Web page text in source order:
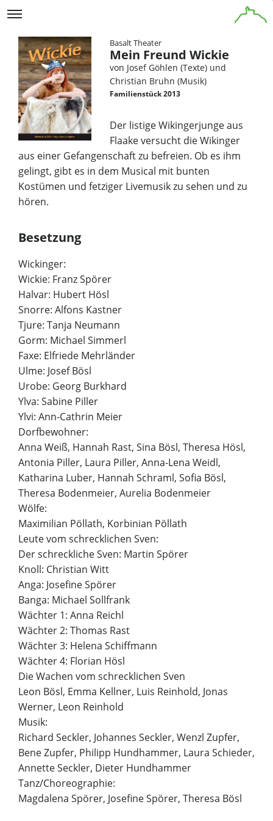
Basalt Theater
Mein Freund Wickie
von Josef Göhlen (Texte) und
Christian Bruhn (Musik)
Familienstück 2013
Der listige Wikingerjunge aus
Flaake versucht die Wikinger
aus einer Gefangenschaft zu befreien. Ob es ihm
gelingt, gibt es in dem Musical mit bunten
Kostümen und fetziger Livemusik zu sehen und zu
hören.
Besetzung
Wickinger:
Wickie: Franz Spörer
Halvar: Hubert Hösl
Snorre: Alfons Kastner
Tjure: Tanja Neumann
Gorm: Michael Simmerl
Faxe: Elfriede Mehrländer
Ulme: Josef Bösl
Urobe: Georg Burkhard
Ylva: Sabine Piller
Ylvi: Ann-Cathrin Meier
Dorfbewohner:
Anna Weiß, Hannah Rast, Sina Bösl, Theresa Hösl,
Antonia Piller, Laura Piller, Anna-Lena Weidl,
Katharina Luber, Hannah Schraml, Sofia Bösl,
Theresa Bodenmeier, Aurelia Bodenmeier
Wölfe:
Maximilian Pöllath, Korbinian Pöllath
Leute vom schrecklichen Sven:
Der schreckliche Sven: Martin Spörer
Knoll: Christian Witt
Anga: Josefine Spörer
Banga: Michael Sollfrank
Wächter 1: Anna Reichl
Wächter 2: Thomas Rast
Wächter 3: Helena Schiffmann
Wächter 4: Florian Hösl
Die Wachen vom schrecklichen Sven
Leon Bösl, Emma Kellner, Luis Reinhold, Jonas
Werner, Leon Reinhold
Musik:
Richard Seckler, Johannes Seckler, Wenzl Zupfer,
Bene Zupfer, Philipp Hundhammer, Laura Schieder,
Annette Seckler, Dieter Hundhammer
Tanz/Choreographie:
Magdalena Spörer, Josefine Spörer, Theresa Bösl